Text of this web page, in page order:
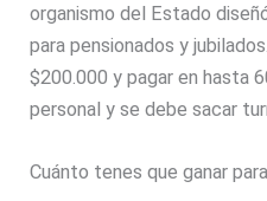
organismo del Estado
para pensionados y
$200.000 y pagar en hasta
personal y se debe sacar
Cuánto tenes que ganar